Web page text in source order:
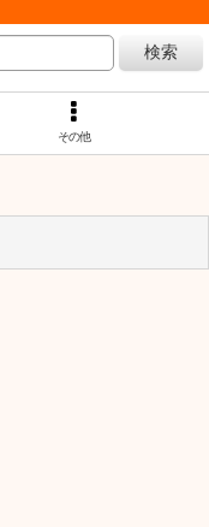
検索
その他